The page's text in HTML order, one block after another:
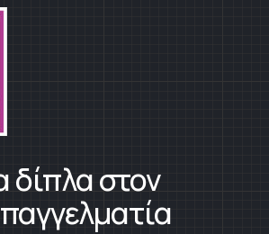
δίπλα στον